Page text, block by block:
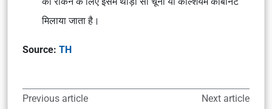
मिलाया जाता है।
Source: TH
Previous article Next article